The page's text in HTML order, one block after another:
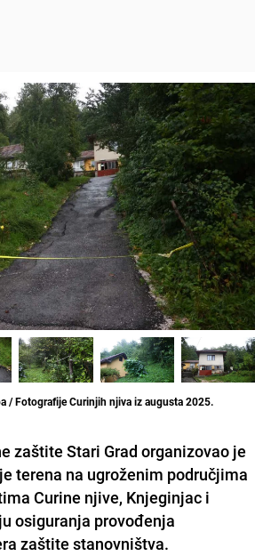
/ Fotografije Curinjih njiva iz augusta 2025.
zaštite Stari Grad organizovao je
terena na ugroženim područjima
Curine njive, Knjeginjac i
osiguranja provođenja
zaštite stanovništva.